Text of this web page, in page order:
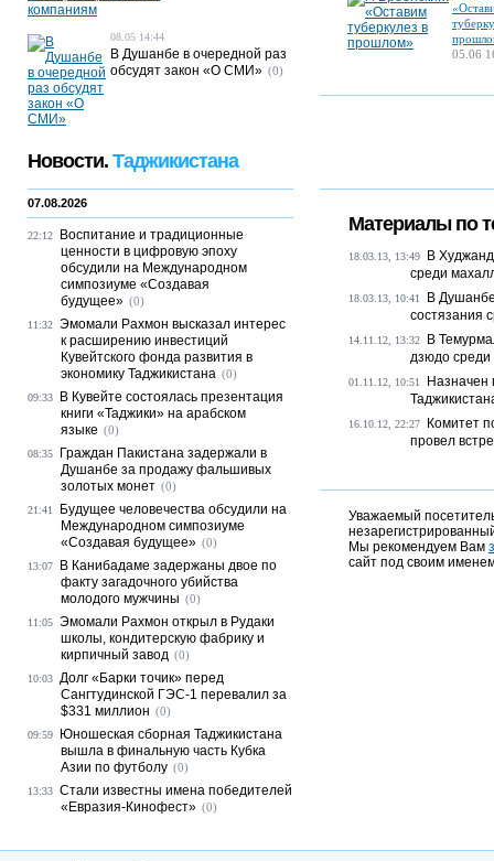
05.06
Материалы по
18.03.13, 13:49
В
среди
18.03.13, 10:41
В
состязания
14.11.12, 13:32
В
дзюдо среди
01.11.12, 10:51
Назначен
16.10.12, 22:27
Комитет
провел
Уважаемый
Мы рекомендуем Вам
сайт под своим
08.05 14:44
В Душанбе в очередной раз
обсудят закон «О СМИ» (0)
Новости. Таджикистана
07.08.2026
22:12
Воспитание и традиционные
ценности в цифровую эпоху
обсудили на Международном
симпозиуме «Создавая
будущее» (0)
11:32 Эмомали Рахмон высказал интерес
к расширению инвестиций
Кувейтского фонда развития в
экономику Таджикистана (0)
09:33
В Кувейте состоялась презентация
книги «Таджики» на арабском
языке (0)
08:35
Граждан Пакистана задержали в
Душанбе за продажу фальшивых
золотых монет (0)
21:41
Будущее человечества обсудили на
Международном симпозиуме
«Создавая будущее» (0)
13:07
В Канибадаме задержаны двое по
факту загадочного убийства
молодого мужчины (0)
11:05 Эмомали Рахмон открыл в Рудаки
школы, кондитерскую фабрику и
кирпичный завод (0)
10:03 Долг «Барки точик» перед
Сангтудинской ГЭС-1 перевалил за
$331 миллион (0)
09:59
Юношеская сборная Таджикистана
вышла в финальную часть Кубка
Азии по футболу (0)
13:33 Стали известны имена победителей
«Евразия-Кинофест» (0)